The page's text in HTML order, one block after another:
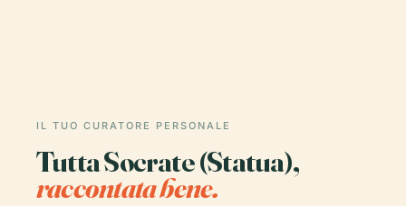
IL TUO CURATORE PERSONALE
Tutta Socrate (Statua),
raccontata bene.